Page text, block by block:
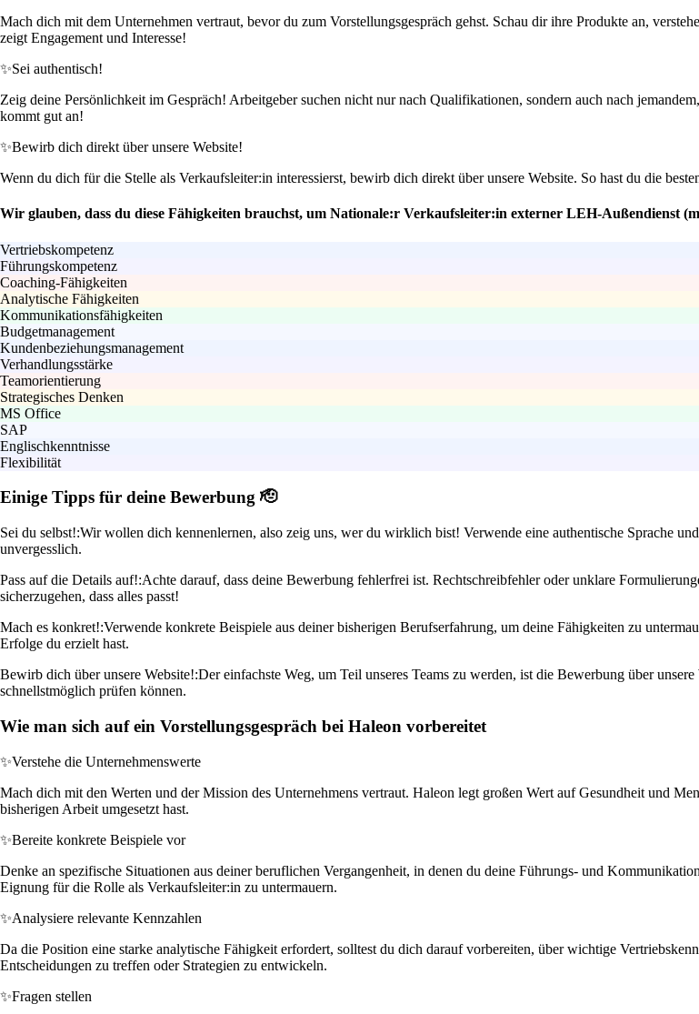
Mach dich mit dem Unternehmen vertraut, bevor du zum Vorstellungsgespräch gehst. Schau dir ihre Produkte an,
zeigt Engagement und Interesse!
✨Sei authentisch!
Zeig deine Persönlichkeit im Gespräch! Arbeitgeber suchen nicht nur nach Qualifikationen, sondern auch nach
kommt gut an!
✨Bewirb dich direkt über unsere Website!
Wenn du dich für die Stelle als Verkaufsleiter:in interessierst, bewirb dich direkt über unsere Website. So hast du die
Wir glauben, dass du diese Fähigkeiten brauchst, um Nationale:r Verkaufsleiter:in externer LEH-Außendienst
Vertriebskompetenz
Führungskompetenz
Coaching-Fähigkeiten
Analytische Fähigkeiten
Kommunikationsfähigkeiten
Budgetmanagement
Kundenbeziehungsmanagement
Verhandlungsstärke
Teamorientierung
Strategisches Denken
MS Office
SAP
Englischkenntnisse
Flexibilität
Einige Tipps für deine Bewerbung 🫡
Sei du selbst!:Wir wollen dich kennenlernen, also zeig uns, wer du wirklich bist! Verwende eine authentische Sprache
unvergesslich.
Pass auf die Details auf!:Achte darauf, dass deine Bewerbung fehlerfrei ist. Rechtschreibfehler oder unklare
sicherzugehen, dass alles passt!
Mach es konkret!:Verwende konkrete Beispiele aus deiner bisherigen Berufserfahrung, um deine Fähigkeiten zu
Erfolge du erzielt hast.
Bewirb dich über unsere Website!:Der einfachste Weg, um Teil unseres Teams zu werden, ist die Bewerbung über
schnellstmöglich prüfen können.
Wie man sich auf ein Vorstellungsgespräch bei Haleon vorbereitet
✨Verstehe die Unternehmenswerte
Mach dich mit den Werten und der Mission des Unternehmens vertraut. Haleon legt großen Wert auf Gesundheit und
bisherigen Arbeit umgesetzt hast.
✨Bereite konkrete Beispiele vor
Denke an spezifische Situationen aus deiner beruflichen Vergangenheit, in denen du deine Führungs- und
Eignung für die Rolle als Verkaufsleiter:in zu untermauern.
✨Analysiere relevante Kennzahlen
Da die Position eine starke analytische Fähigkeit erfordert, solltest du dich darauf vorbereiten, über wichtige
Entscheidungen zu treffen oder Strategien zu entwickeln.
✨Fragen stellen